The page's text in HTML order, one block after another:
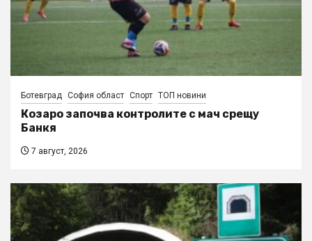
Ботевград София област Спорт ТОП новини
Козаро започва контролите с мач срещу
Банкя
7 август, 2026